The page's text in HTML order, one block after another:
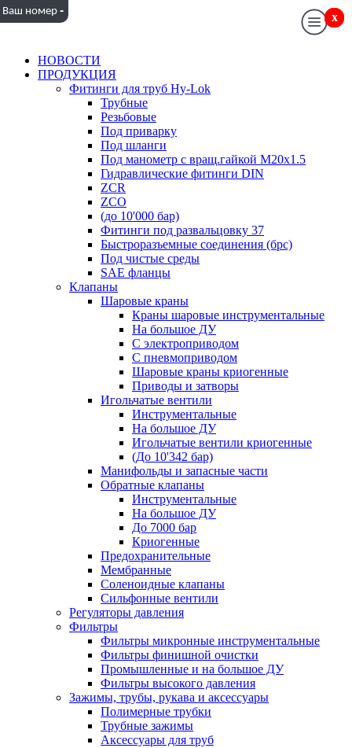
НОВОСТИ
ПРОДУКЦИЯ
Фитинги для труб Hy-Lok
Трубные
Резьбовые
Под приварку
Под шланги
Под манометр с вращ.гайкой M20x1.5
Гидравлические фитинги DIN
ZCR
ZCO
(до 10'000 бар)
Фитинги под развальцовку 37
Быстроразъемные соединения (брс)
Под чистые среды
SAE фланцы
Клапаны
Шаровые краны
Краны шаровые инструментальные
На большое ДУ
С электроприводом
С пневмоприводом
Шаровые краны криогенные
Приводы и затворы
Игольчатые вентили
Инструментальные
На большое ДУ
Игольчатые вентили криогенные
(До 10'342 бар)
Манифольды и запасные части
Обратные клапаны
Инструментальные
На большое ДУ
До 7000 бар
Криогенные
Предохранительные
Мембранные
Соленоидные клапаны
Сильфонные вентили
Регуляторы давления
Фильтры
Фильтры микронные инструментальные
Фильтры финишной очистки
Промышленные и на большое ДУ
Фильтры высокого давления
Зажимы, трубы, рукава и аксессуары
Полимерные трубки
Трубные зажимы
Аксессуары для труб
x
Ваш номер - x